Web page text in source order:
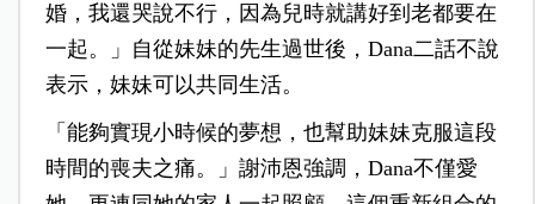
婚，我還哭說不行，因為兒時就講好到老都要在
一起。」自從妹妹的先生過世後，Dana二話不說
表示，妹妹可以共同生活。
「能夠實現小時候的夢想，也幫助妹妹克服這段
時間的喪夫之痛。」謝沛恩強調，Dana不僅愛